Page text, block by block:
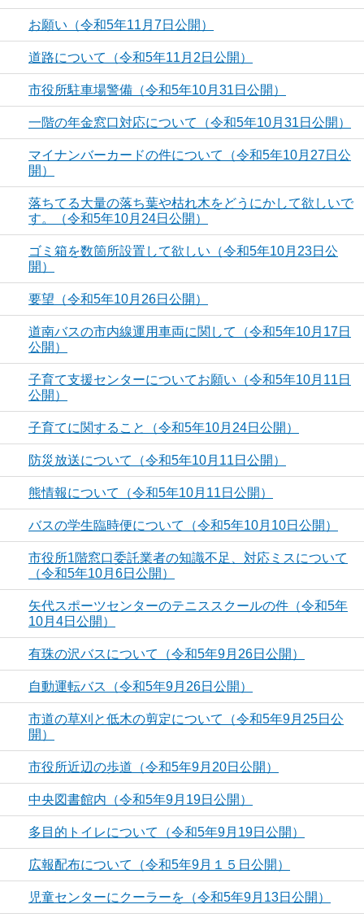
お願い（令和5年11月7日公開）
道路について（令和5年11月2日公開）
市役所駐車場警備（令和5年10月31日公開）
一階の年金窓口対応について（令和5年10月31日公開）
マイナンバーカードの件について（令和5年10月27日公
開）
落ちてる大量の落ち葉や枯れ木をどうにかして欲しいで
す。（令和5年10月24日公開）
ゴミ箱を数箇所設置して欲しい（令和5年10月23日公
開）
要望（令和5年10月26日公開）
道南バスの市内線運用車両に関して（令和5年10月17日
公開）
子育て支援センターについてお願い（令和5年10月11日
公開）
子育てに関すること（令和5年10月24日公開）
防災放送について（令和5年10月11日公開）
熊情報について（令和5年10月11日公開）
バスの学生臨時便について（令和5年10月10日公開）
市役所1階窓口委託業者の知識不足、対応ミスについて
（令和5年10月6日公開）
矢代スポーツセンターのテニススクールの件（令和5年
10月4日公開）
有珠の沢バスについて（令和5年9月26日公開）
自動運転バス（令和5年9月26日公開）
市道の草刈と低木の剪定について（令和5年9月25日公
開）
市役所近辺の歩道（令和5年9月20日公開）
中央図書館内（令和5年9月19日公開）
多目的トイレについて（令和5年9月19日公開）
広報配布について（令和5年9月１５日公開）
児童センターにクーラーを（令和5年9月13日公開）